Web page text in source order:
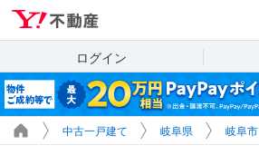
ログイン
中古一戸建て 岐阜県 岐阜市